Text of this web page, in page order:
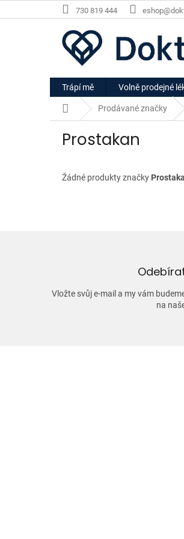
na
730 819 444
Trápí mě Volně prodejné
Domů Prodávané značky
Prostakan
Žádné produkty značky
Vložte svůj e-mail a my vám
na